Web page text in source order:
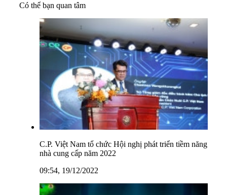
Có thể bạn quan tâm
C.P. Việt Nam tổ chức Hội nghị phát triển tiềm năng
nhà cung cấp năm 2022
09:54, 19/12/2022